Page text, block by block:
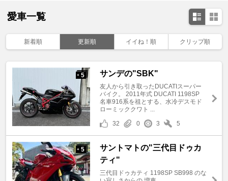
愛車一覧
新着順 更新順 イイね！順 クリップ順
+ 5 サンデの"SBK"
友人から引き取ったDUCATIスーパー
バイク。 2011年式 DUCATI 1198SP
名車916系を祖とする、水冷デスモド
ローミッククワト ...
32
0 3 5
+ 5
サントマトの"三代目ドゥカ
ティ"
三代目ドゥカティ 1198SP SB998 のな